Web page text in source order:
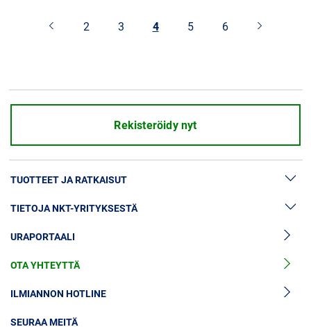
2 3 4 5 6
Rekisteröidy nyt
TUOTTEET JA RATKAISUT
Suurjännitekaapeliratkaisut
Suurjännitekaapelitarvikkeet
Keskijännitekaapelit
Keskijännitekaapelitarvikkeet
TIETOJA NKT-YRITYKSESTÄ
Uutiset & lehdistö
Tietoa meistä
Sijoittajat
Kestävä kehitys
URAPORTAALI
OTA YHTEYTTÄ
ILMIANNON HOTLINE
SEURAA MEITÄ